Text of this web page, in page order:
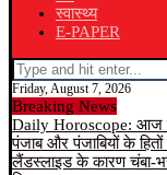
स्वास्थ्य
E-PAPER
Friday, August 7, 2026
Breaking News
Daily Horoscope: आज
पंजाब और पंजाबियों के
लैंडस्लाइड के कारण चंबा-